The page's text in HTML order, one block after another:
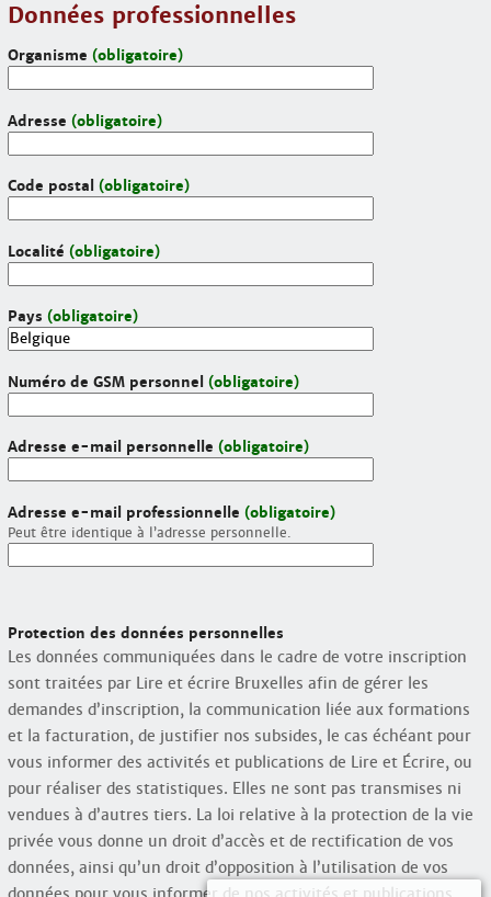
Données professionnelles
Organisme (obligatoire)
Adresse (obligatoire)
Code postal (obligatoire)
Localité (obligatoire)
Pays (obligatoire)
Numéro de GSM personnel (obligatoire)
Adresse e-mail personnelle (obligatoire)
Adresse e-mail professionnelle (obligatoire)
Peut être identique à l’adresse personnelle.
Protection des données personnelles
Les données communiquées dans le cadre de votre inscription
sont traitées par Lire et écrire Bruxelles afin de gérer les
demandes d’inscription, la communication liée aux formations
et la facturation, de justifier nos subsides, le cas échéant pour
vous informer des activités et publications de Lire et Écrire, ou
pour réaliser des statistiques. Elles ne sont pas transmises ni
vendues à d’autres tiers. La loi relative à la protection de la vie
privée vous donne un droit d’accès et de rectification de vos
données, ainsi qu’un droit d’opposition à l’utilisation de vos